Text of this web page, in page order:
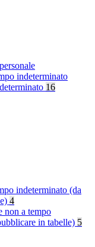
indeterminato
16
indeterminato (da
4
non a tempo
in tabelle) 5